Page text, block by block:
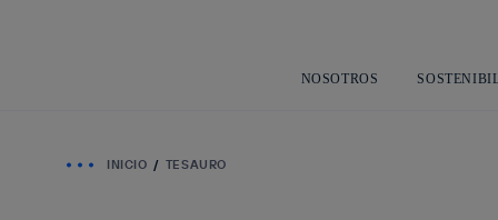
NOSOTROS
INICIO TESAURO